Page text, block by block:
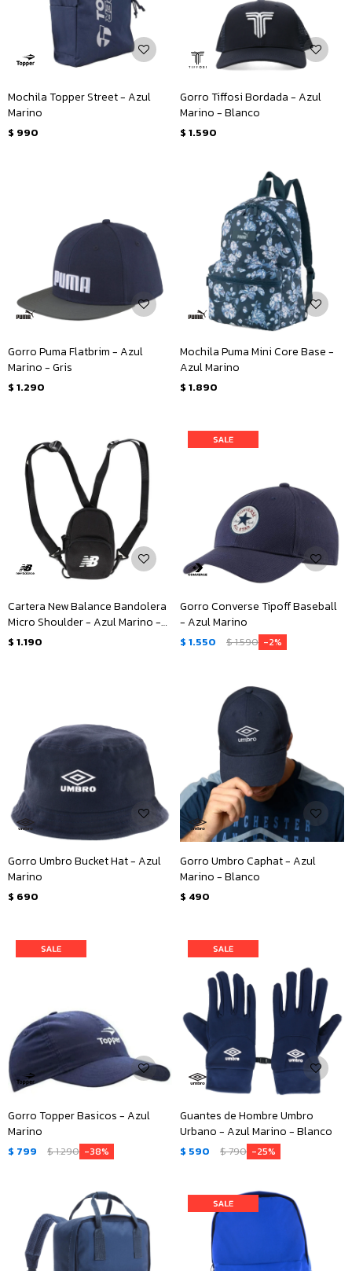
Mochila Topper Street - Azul
Marino
$ 990
Gorro Tiffosi Bordada - Azul
Marino - Blanco
$ 1.590
Gorro Puma Flatbrim - Azul
Marino - Gris
$ 1.290
Mochila Puma Mini Core Base -
Azul Marino
$ 1.890
Cartera New Balance Bandolera
Micro Shoulder - Azul Marino -
Blanco
$ 1.190
Gorro Converse Tipoff Baseball
- Azul Marino
$ 1.550 $1.590 2
Gorro Umbro Bucket Hat - Azul
Marino
$ 690
Gorro Umbro Caphat - Azul
Marino - Blanco
$ 490
Gorro Topper Basicos - Azul
Marino
$ 799 $1.290 38
Guantes de Hombre Umbro
Urbano - Azul Marino - Blanco
$ 590 $790 25